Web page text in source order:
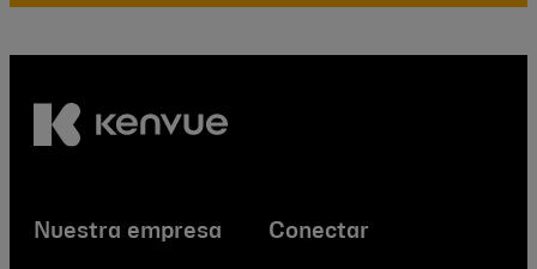
Nuestra empresa Conectar